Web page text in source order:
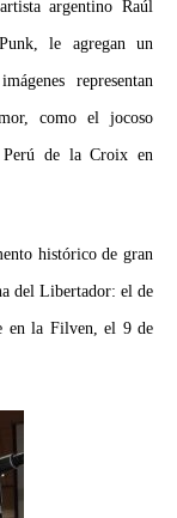
argentino Raúl
le agregan un
representan
como el jocoso
Perú de la Croix en
histórico de gran
del Libertador: el de
en la Filven, el 9 de